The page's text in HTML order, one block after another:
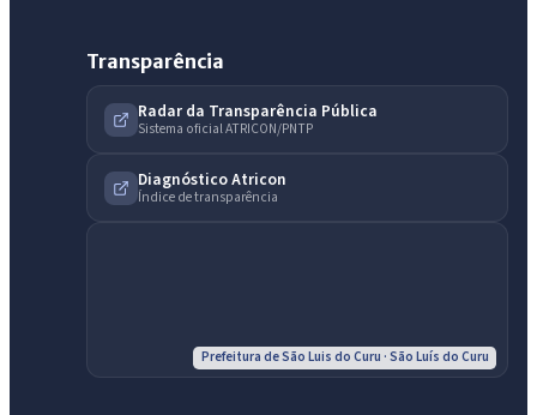
Transparência
Radar da Transparência Pública
Sistema oficial ATRICON/PNTP
Diagnóstico Atricon
Índice de transparência
Prefeitura de São Luis do Curu · São Luís do Curu